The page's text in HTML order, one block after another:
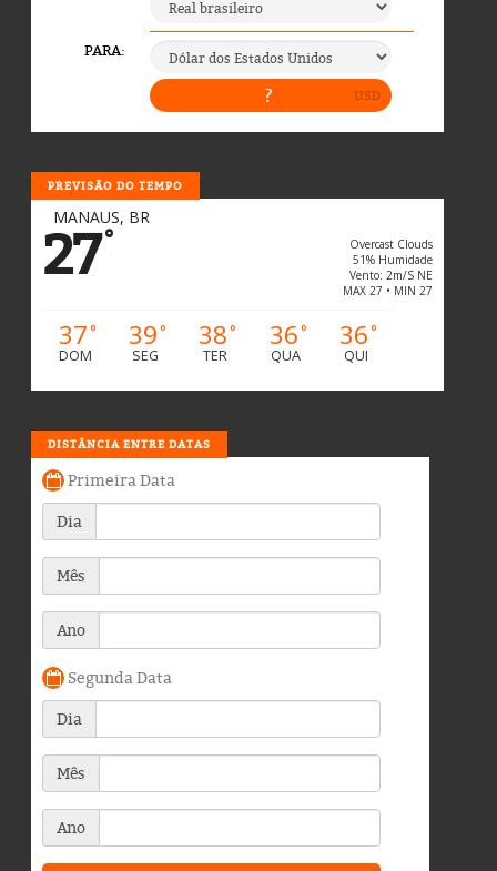
PREVISÃO DO TEMPO
MANAUS, BR
27°
Overcast Clouds
51% Humidade
Vento: 2m/s NE
MAX 27 • MIN 27
37°
DOM
39°
SEG
38°
TER
36°
QUA
36°
QUI
DISTÂNCIA ENTRE DATAS